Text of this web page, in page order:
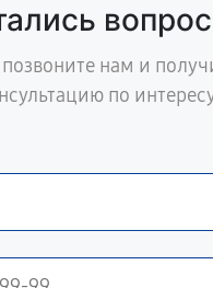
нам и
по